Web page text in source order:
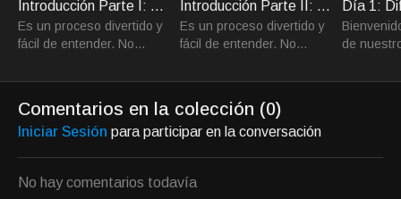
crecer tu negocio.Introducción Parte I: Bienvenidos al curso
Es un proceso divertido y
fácil de entender. No
previa, solo ganas de
Introducción Parte II: Bienvenidos al curso
Es un proceso divertido y
fácil de entender. No
previa, solo ganas de
de
y crear tu
Comentarios en la colección (0)
Iniciar Sesión para participar en la conversación
No hay comentarios todavía